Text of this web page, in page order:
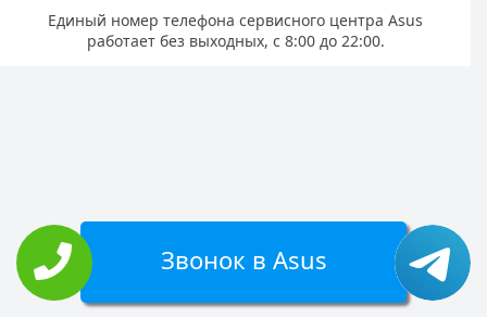
Единый номер телефона сервисного центра Asus
работает без выходных, с 8:00 до 22:00.
Звонок в Asus